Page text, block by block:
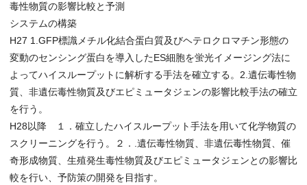
毒性物質の影響比較と予測
システムの構築
H27 1.GFP標識メチル化結合蛋白質及びヘテロクロマチン形態の
変動のセンシング蛋白を導入したES細胞を蛍光イメージング法に
よってハイスループットに解析する手法を確立する。2.遺伝毒性物
質、非遺伝毒性物質及びエピミュータジェンの影響比較手法の確立
を行う。
H28以降 １．確立したハイスループット手法を用いて化学物質の
スクリーニングを行う。２．.遺伝毒性物質、非遺伝毒性物質、催
奇形成物質、生殖発生毒性物質及びエピミュータジェンとの影響比
較を行い、予防策の開発を目指す。